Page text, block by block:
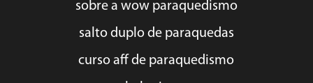
sobre a wow paraquedismo
salto duplo de paraquedas
curso aff de paraquedismo